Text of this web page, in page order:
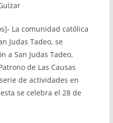
La comunidad católica
Judas Tadeo, se
a San Judas Tadeo,
de Las Causas
de actividades en
se celebra el 28 de